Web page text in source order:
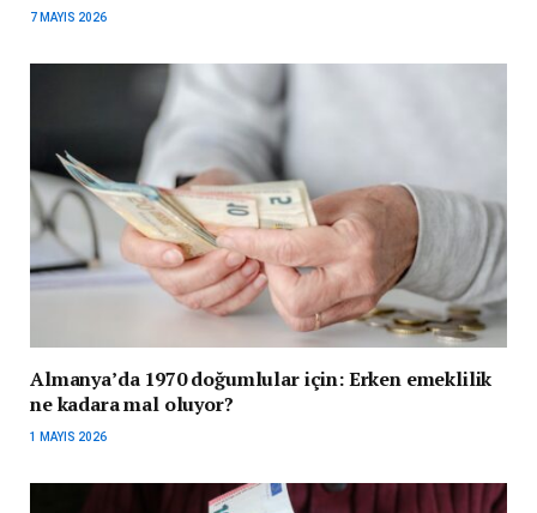
7 MAYIS 2026
Almanya’da 1970 doğumlular için: Erken emeklilik
ne kadara mal oluyor?
1 MAYIS 2026